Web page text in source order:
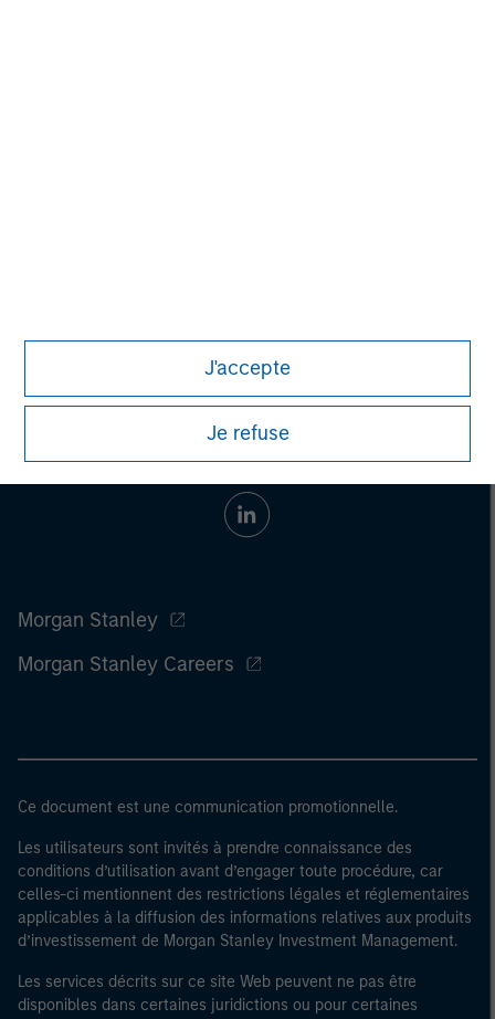
J'accepte
Je refuse
Morgan Stanley
Morgan Stanley Careers
Ce document est une communication promotionnelle.
Les utilisateurs sont invités à prendre connaissance des
conditions d’utilisation avant d’engager toute procédure, car
celles-ci mentionnent des restrictions légales et réglementaires
applicables à la diffusion des informations relatives aux produits
d’investissement de Morgan Stanley Investment Management.
Les services décrits sur ce site Web peuvent ne pas être
disponibles dans certaines juridictions ou pour certaines